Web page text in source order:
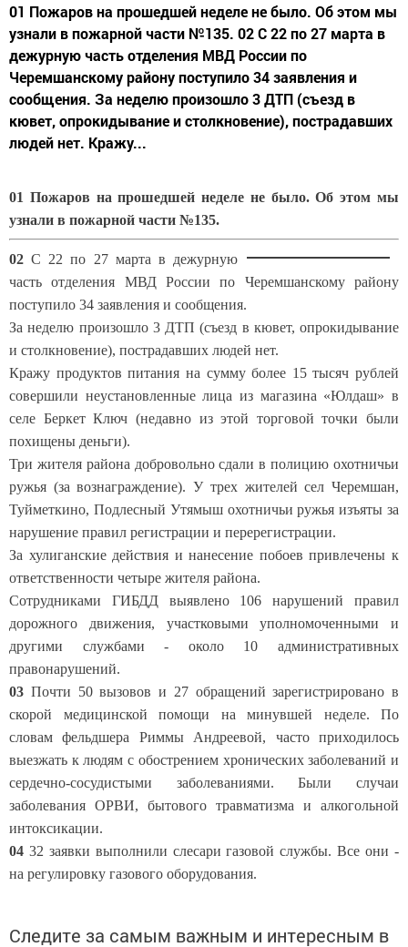
01 Пожаров на прошедшей неделе не было. Об этом мы
узнали в пожарной части №135. 02 С 22 по 27 марта в
дежурную часть отделения МВД России по
Черемшанскому району поступило 34 заявления и
сообщения. За неделю произошло 3 ДТП (съезд в
кювет, опрокидывание и столкновение), пострадавших
людей нет. Кражу...
01 Пожаров на прошедшей неделе не было. Об этом мы
узнали в пожарной части №135.
02 С 22 по 27 марта в дежурную
часть отделения МВД России по Черемшанскому району
поступило 34 заявления и сообщения.
За неделю произошло 3 ДТП (съезд в кювет, опрокидывание
и столкновение), пострадавших людей нет.
Кражу продуктов питания на сумму более 15 тысяч рублей
совершили неустановленные лица из магазина «Юлдаш» в
селе Беркет Ключ (недавно из этой торговой точки были
похищены деньги).
Три жителя района добровольно сдали в полицию охотничьи
ружья (за вознаграждение). У трех жителей сел Черемшан,
Туйметкино, Подлесный Утямыш охотничьи ружья изъяты за
нарушение правил регистрации и перерегистрации.
За хулиганские действия и нанесение побоев привлечены к
ответственности четыре жителя района.
Сотрудниками ГИБДД выявлено 106 нарушений правил
дорожного движения, участковыми уполномоченными и
другими службами - около 10 административных
правонарушений.
03 Почти 50 вызовов и 27 обращений зарегистрировано в
скорой медицинской помощи на минувшей неделе. По
словам фельдшера Риммы Андреевой, часто приходилось
выезжать к людям с обострением хронических заболеваний и
сердечно-сосудистыми заболеваниями. Были случаи
заболевания ОРВИ, бытового травматизма и алкогольной
интоксикации.
04 32 заявки выполнили слесари газовой службы. Все они -
на регулировку газового оборудования.
Следите за самым важным и интересным в